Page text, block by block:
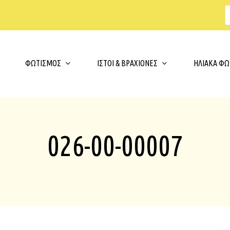
ΦΩΤΙΣΜΟΣ ΙΣΤΟΙ & ΒΡΑΧΙΟΝΕΣ ΗΛΙΑΚΑ
026-00-00007